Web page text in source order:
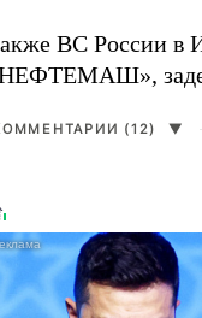
ВС России в
(12) ▼